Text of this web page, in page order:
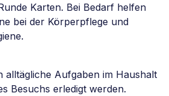
Karten. Bei Bedarf helfen
bei der Körperpflege und
alltägliche Aufgaben im Haushalt
Besuchs erledigt werden.